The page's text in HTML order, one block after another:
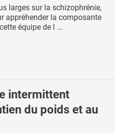
larges sur la schizophrénie,
appréhender la composante
équipe de l ...
intermittent
du poids et au